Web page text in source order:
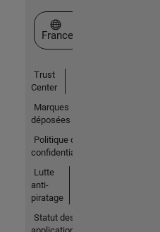
Sélectionner un site web
France
Trust
Center
Marques
déposées
Politique de
confidentialité
Lutte
anti-
piratage
Statut des